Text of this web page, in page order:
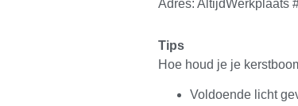
Adres: AltijdWerkplaats
Tips
Hoe houd je je
Voldoende licht